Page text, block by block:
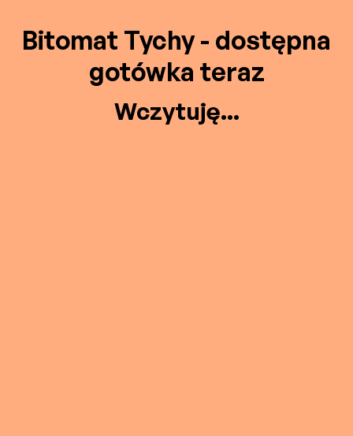
Bitomat Tychy - dostępna
gotówka teraz
Wczytuję...